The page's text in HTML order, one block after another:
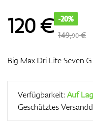
120€ -20%
149,90€
Big Max Dri Lite Seven
Verfügbarkeit:Auf
Geschätztes